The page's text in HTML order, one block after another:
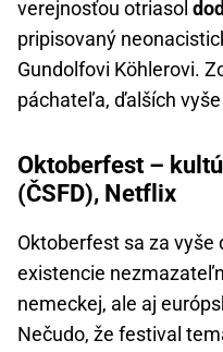
verejnosťou otriasol
pripisovaný
Gundolfovi Köhlerovi.
páchateľa, ďalších
Oktoberfest –
(ČSFD), Netflix
Oktoberfest sa za vyše
existencie
nemeckej, ale aj
Nečudo, že festival